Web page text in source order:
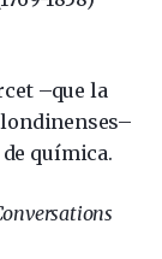
–que la
química.